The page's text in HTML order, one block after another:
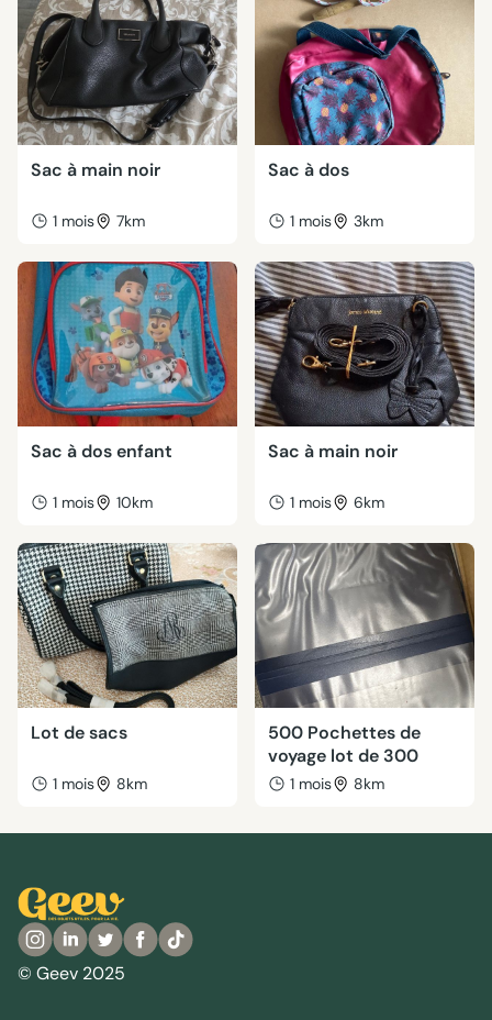
Sac à main noir
1 mois 7km
Sac à dos
1 mois 3km
Sac à dos enfant
1 mois 10km
Sac à main noir
1 mois 6km
Lot de sacs
1 mois 8km
500 Pochettes de
voyage lot de 300
1 mois 8km
© Geev 2025